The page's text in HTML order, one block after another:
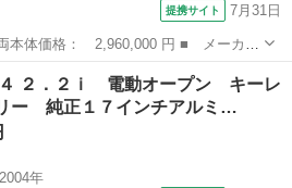
提携サイト 7月31日
リーズ ■ グレード名： ７５０Ｌ
ラスサンルーフ／リアシートエンタ
４ ２．２ｉ 電動オープン キーレ
ー 純正１７インチアルミ…
2004年